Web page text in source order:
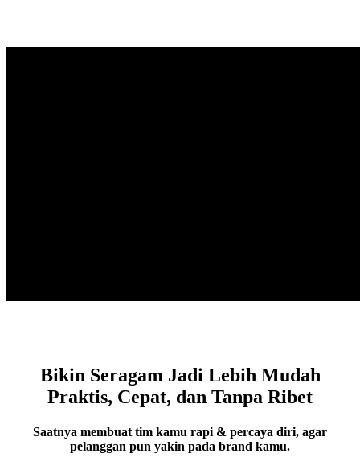
Bikin Seragam Jadi Lebih Mudah
Praktis, Cepat, dan Tanpa Ribet
Saatnya membuat tim kamu rapi & percaya diri, agar
pelanggan pun yakin pada brand kamu.